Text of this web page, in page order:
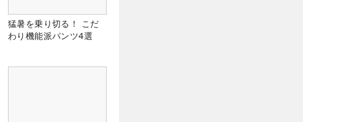
猛暑を乗り切る！ こだ
わり機能派パンツ4選